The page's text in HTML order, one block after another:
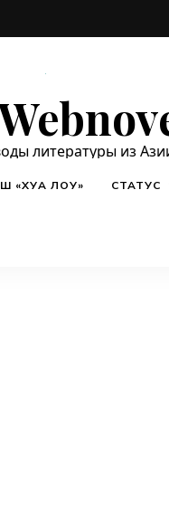
литературы из
«ХУА ЛОУ» СТАТУС